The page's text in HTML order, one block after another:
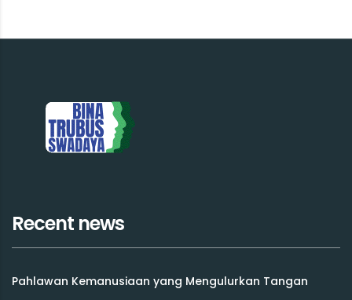
Recent news
Pahlawan Kemanusiaan yang Mengulurkan Tangan